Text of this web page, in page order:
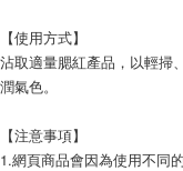
【使用方式】
沾取適量腮紅產品，以輕掃
潤氣色。
【注意事項】
1.網頁商品會因為使用不同